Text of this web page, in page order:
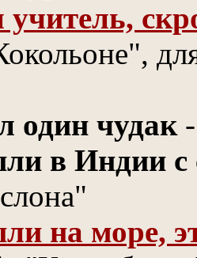
чудак
в Индии с
на море,